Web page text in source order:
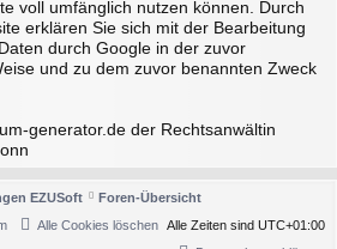
voll umfänglich nutzen können. Durch
erklären Sie sich mit der Bearbeitung
durch Google in der zuvor
und zu dem zuvor benannten Zweck
generator.de der Rechtsanwältin
EZUSoft
Foren-Übersicht
Alle Zeiten sind UTC+01:00
Alle Cookies löschen